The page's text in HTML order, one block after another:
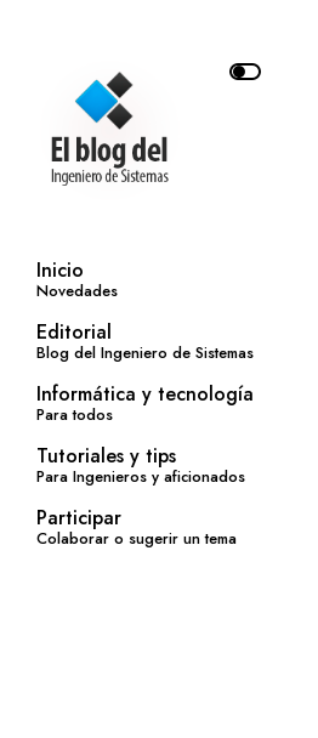
Inicio
Novedades
Editorial
Blog del Ingeniero de Sistemas
Informática y tecnología
Para todos
Tutoriales y tips
Para Ingenieros y aficionados
Participar
Colaborar o sugerir un tema